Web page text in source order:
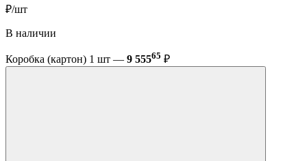
₽/шт
В наличии
Коробка (картон) 1 шт — 9 55565 ₽